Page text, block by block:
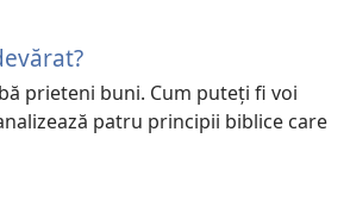
prieteni buni. Cum puteţi fi voi
patru principii biblice care